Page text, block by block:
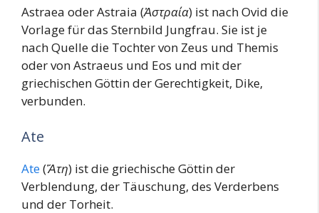
Astraea oder Astraia (Ἀστραία) ist nach Ovid die
Vorlage für das Sternbild Jungfrau. Sie ist je
nach Quelle die Tochter von Zeus und Themis
oder von Astraeus und Eos und mit der
griechischen Göttin der Gerechtigkeit, Dike,
verbunden.
Ate
Ate(Ἄτη) ist die griechische Göttin der
Verblendung, der Täuschung, des Verderbens
und der Torheit.